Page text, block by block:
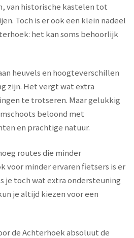
van historische kastelen tot
Toch is er ook een klein nadeel
het kan soms behoorlijk
heuvels en hoogteverschillen
zijn. Het vergt wat extra
te trotseren. Maar gelukkig
beloond met
en prachtige natuur.
routes die minder
voor minder ervaren fietsers is er
je toch wat extra ondersteuning
je altijd kiezen voor een
de Achterhoek absoluut de